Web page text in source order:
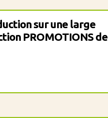
sur une large
PROMOTIONS de